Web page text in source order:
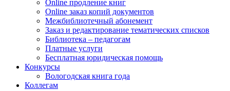
Online продление книг
Online заказ копий документов
Межбиблиотечный абонемент
Заказ и редактирование тематических списков
Библиотека – педагогам
Платные услуги
Бесплатная юридическая помощь
Конкурсы
Вологодская книга года
Коллегам